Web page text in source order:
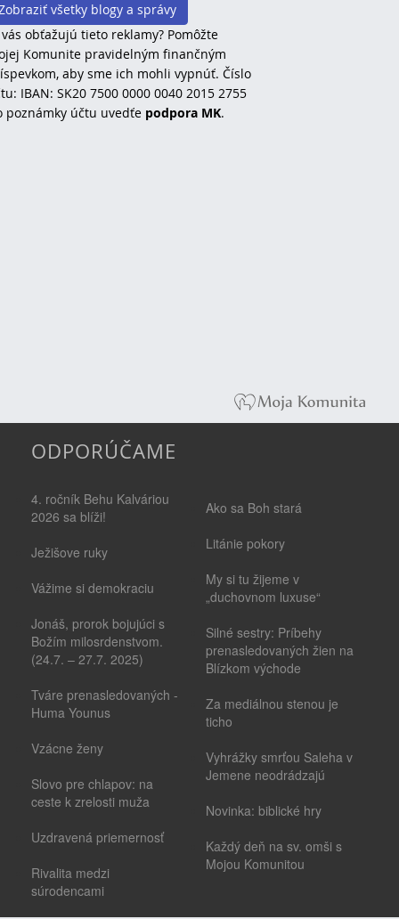
všetky blogy a správy
obťažujú tieto reklamy? Pomôžte
Komunite pravidelným finančným
aby sme ich mohli vypnúť. Číslo
IBAN: SK20 7500 0000 0040 2015 2755
poznámky účtu uvedťe podpora MK.
ODPORÚČAME
4. ročník Behu Kalváriou
2026 sa blíži!
Ježišove ruky
Vážime si demokraciu
Jonáš, prorok bojujúci s
Božím milosrdenstvom.
(24.7. – 27.7. 2025)
Tváre prenasledovaných -
Huma Younus
Vzácne ženy
Slovo pre chlapov: na
ceste k zrelosti muža
Uzdravená priemernosť
Rivalita medzi
súrodencami
Ako sa Boh stará
Litánie pokory
My si tu žijeme v
„duchovnom luxuse“
Silné sestry: Príbehy
prenasledovaných žien na
Blízkom východe
Za mediálnou stenou je
ticho
Vyhrážky smrťou Saleha v
Jemene neodrádzajú
Novinka: biblické hry
Každý deň na sv. omši s
Mojou Komunitou